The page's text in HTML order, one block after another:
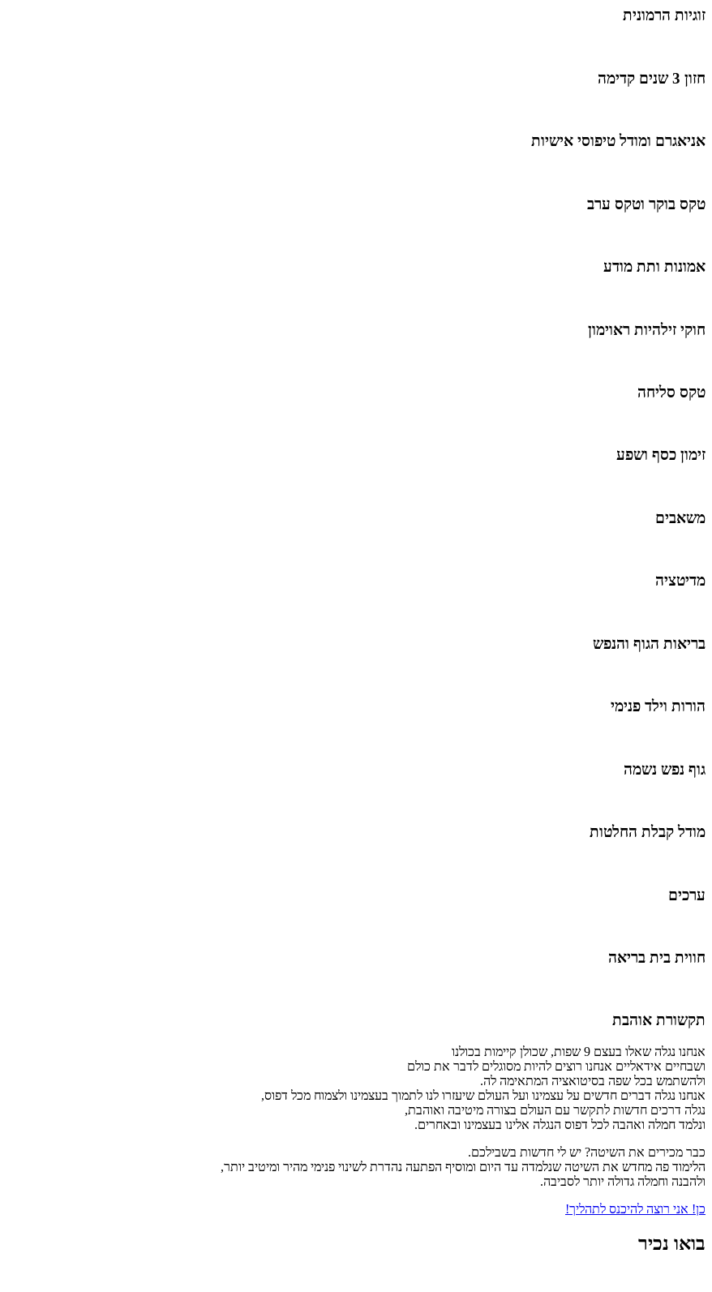
זוגיות הרמונית
חזון 3 שנים קדימה
אניאגרם ומודל טיפוסי אישיות
טקס בוקר וטקס ערב
אמונות ותת מודע
חוקי זילהיות ראוימון
טקס סליחה
זימון כסף ושפע
משאבים
מדיטציה
בריאות הגוף והנפש
הורות וילד פנימי
גוף נפש נשמה
מודל קבלת החלטות
ערכים
חווית בית בריאה
תקשורת אוהבת
אנחנו נגלה שאלו בעצם 9 שפות, שכולן קיימות בכולנו
ושבחיים אידאליים אנחנו רוצים להיות מסוגלים לדבר את כולם
ולהשתמש בכל שפה בסיטואציה המתאימה לה.
אנחנו נגלה דברים חדשים על עצמינו ועל העולם שיעזרו לנו לתמוך בעצמינו ולצמוח מכל דפוס,
נגלה דרכים חדשות לתקשר עם העולם בצורה מיטיבה ואוהבת,
ונלמד חמלה ואהבה לכל דפוס הנגלה אלינו בעצמינו ובאחרים.
כבר מכירים את השיטה? יש לי חדשות בשבילכם.
הלימוד פה מחדש את השיטה שנלמדה עד היום ומוסיף הפתעה נהדרת לשינוי פנימי מהיר ומיטיב יותר,
ולהבנה וחמלה גדולה יותר לסביבה.
כן! אני רוצה להיכנס לתהליך!
בואו נכיר